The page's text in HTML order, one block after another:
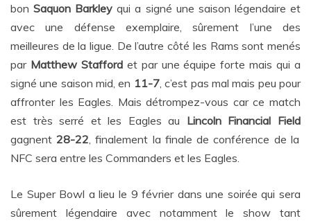
bonSaquon Barkleyqui a signé une saison légendaire et
avec une défense exemplaire, sûrement l’une des
meilleures de la ligue. De l’autre côté les Rams sont menés
par Matthew Stafford et par une équipe forte mais qui a
signé une saison mid, en 11-7, c’est pas mal mais peu pour
affronter les Eagles. Mais détrompez-vous car ce match
est très serré et les Eagles au Lincoln Financial Field
gagnent 28-22 , finalement la finale de conférence de la
NFC sera entre les Commanders et les Eagles.
Le Super Bowl a lieu le 9 février dans une soirée qui sera
sûrement légendaire avec notamment le show tant